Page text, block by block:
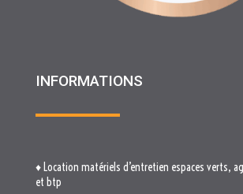
♦ Partenariats
♦ Recrutement
♦ Materiels BTP , Recyclage Environnement MEDIMAT